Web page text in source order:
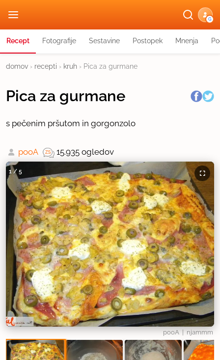
G
Recept Fotografije Sestavine Postopek Mnenja
domov › recepti › kruh › Pica za gurmane
Pica za gurmane
s pečenim pršutom in gorgonzolo
pooA 15.935 ogledov
1 / 5
pooA | njammm